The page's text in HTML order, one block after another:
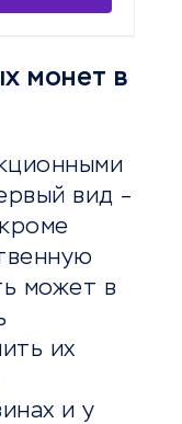
монет в
вид –
может в
их
и у